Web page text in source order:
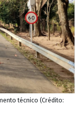
técnico (Crédito: